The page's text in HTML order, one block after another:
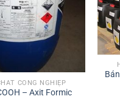
CÔNG NGHIỆP
– Axit Formic